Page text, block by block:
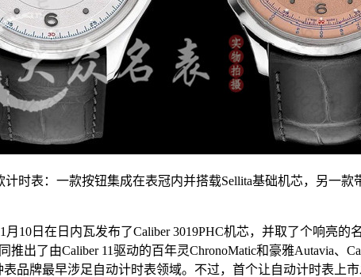
计时表：一款按钮集成在表冠内并搭载Sellita基础机芯，另一
10日在日内瓦发布了Caliber 3019PHC机芯，并取了个响亮
出了由Caliber 11驱动的百年灵ChronoMatic和豪雅Autavia、
品牌最早涉足自动计时表领域。不过，首个让自动计时表